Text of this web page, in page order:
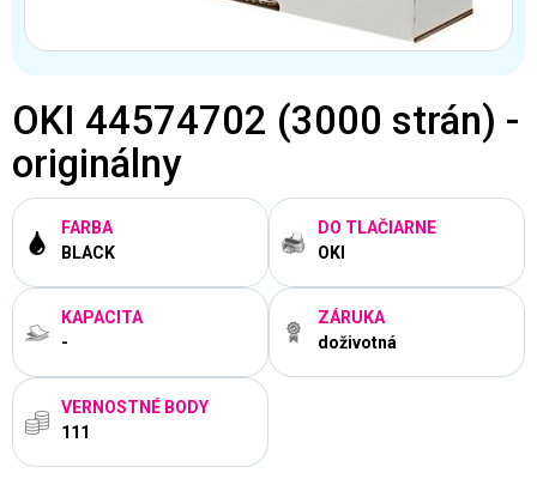
OKI 44574702 (3000 strán) -
originálny
FARBA
BLACK
DO TLAČIARNE
OKI
KAPACITA
-
ZÁRUKA
doživotná
VERNOSTNÉ BODY
111